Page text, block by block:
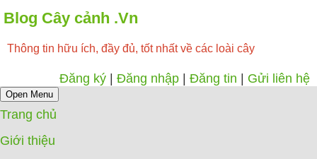
Blog Cây cảnh .Vn
Thông tin hữu ích, đầy đủ, tốt nhất về các loài cây
Đăng ký Đăng nhập Đăng tin Gửi liên hệ
Open Menu
Trang chủ
Giới thiệu